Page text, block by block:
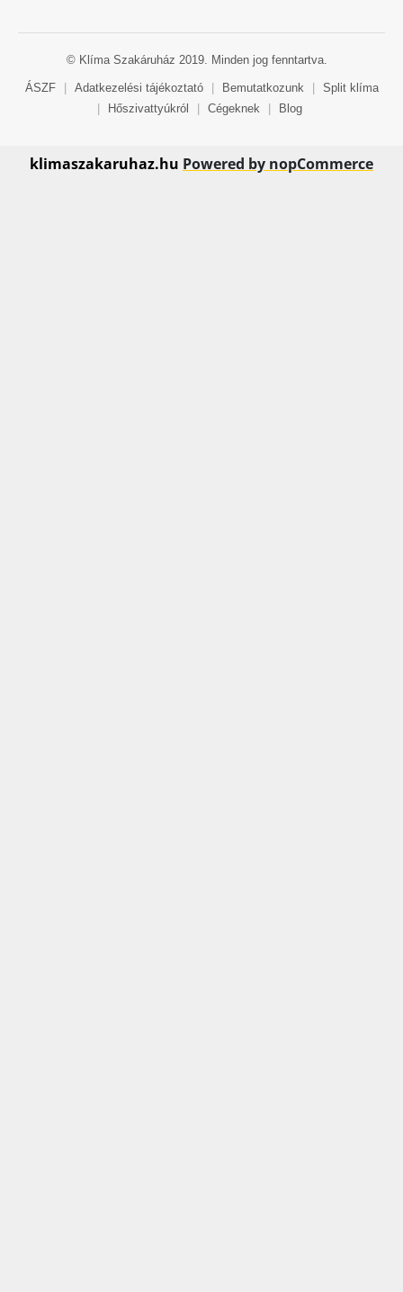
© Klíma Szakáruház 2019. Minden jog fenntartva.
ÁSZF Adatkezelési tájékoztató Bemutatkozunk
Split klíma
Hőszivattyúkról Cégeknek Blog
klimaszakaruhaz.hu Powered by nopCommerce